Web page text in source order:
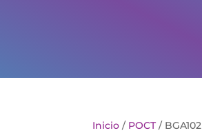
Inicio / POCT/ BGA102